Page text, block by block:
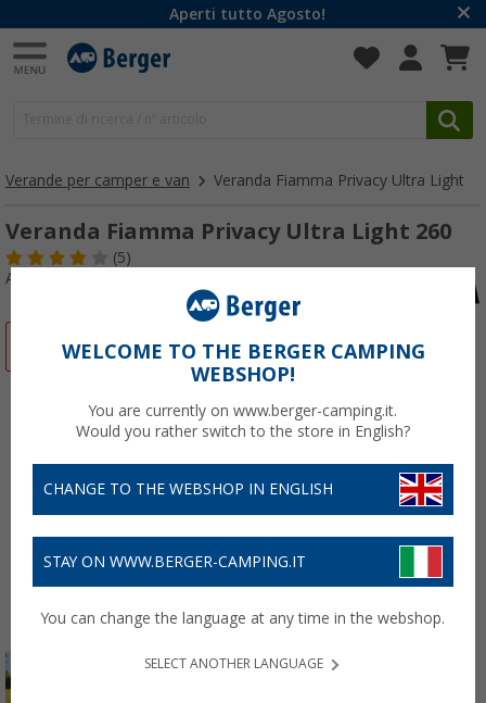
Aperti tutto Agosto!
Verande per camper e van Veranda Fiamma Privacy Ultra Light
Veranda Fiamma Privacy Ultra Light 260
(5)
Articolo n: 256550
-17%WELCOME TO THE BERGER CAMPING
WEBSHOP!
You are currently on www.berger-camping.it.
Would you rather switch to the store in English?
CHANGE TO THE WEBSHOP IN ENGLISH
STAY ON WWW.BERGER-CAMPING.IT
You can change the language at any time in the webshop.
SELECT ANOTHER LANGUAGE